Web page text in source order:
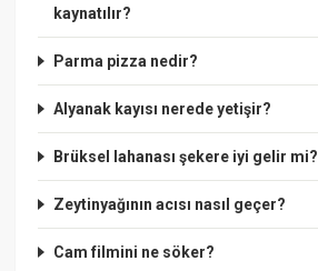
kaynatılır?
Parma pizza nedir?
Alyanak kayısı nerede yetişir?
Brüksel lahanası şekere iyi gelir mi?
Zeytinyağının acısı nasıl geçer?
Cam filmini ne söker?